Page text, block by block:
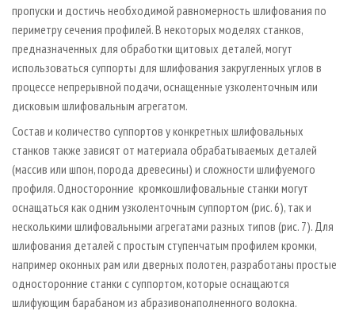
пропуски и достичь необходимой равномерность шлифования по
периметру сечения профилей. В некоторых моделях станков,
предназначенных для обработки щитовых деталей, могут
использоваться суппорты для шлифования закругленных углов в
процессе непрерывной подачи, оснащенные узколенточным или
дисковым шлифовальным агрегатом.
Состав и количество суппортов у конкретных шлифовальных
станков также зависят от материала обрабатываемых деталей
(массив или шпон, порода древесины) и сложности шлифуемого
профиля. Односторонние кромкошлифовальные станки могут
оснащаться как одним узколенточным суппортом (рис. 6), так и
несколькими шлифовальными агрегатами разных типов (рис. 7). Для
шлифования деталей с простым ступенчатым профилем кромки,
например оконных рам или дверных полотен, разработаны простые
односторонние станки с суппортом, которые оснащаются
шлифующим барабаном из абразивонаполненного волокна.